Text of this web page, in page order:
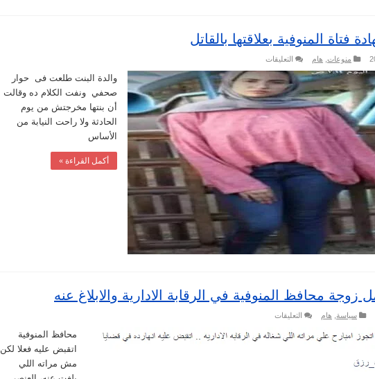
فتاة المنوفية بعلاقتها بالقاتل
منوعات هام التعليقات
شهادة
فتاة
المنوفية
بعلاقتها
بالقاتل
والدة البنت طلعت فى حوار
صحفي ونفت الكلام ده وقالت
أن بنتها مخرجتش من يوم
الحادثة ولا راحت النيابة من
الأساس
أكمل القراءة »
زوجة محافظ المنوفية في الرقابة الادارية والابلاغ عنه
سياسة هام التعليقات
عمل
محافظ المنوفية
اتقبض عليه فعلا لكن
مش مراته اللي